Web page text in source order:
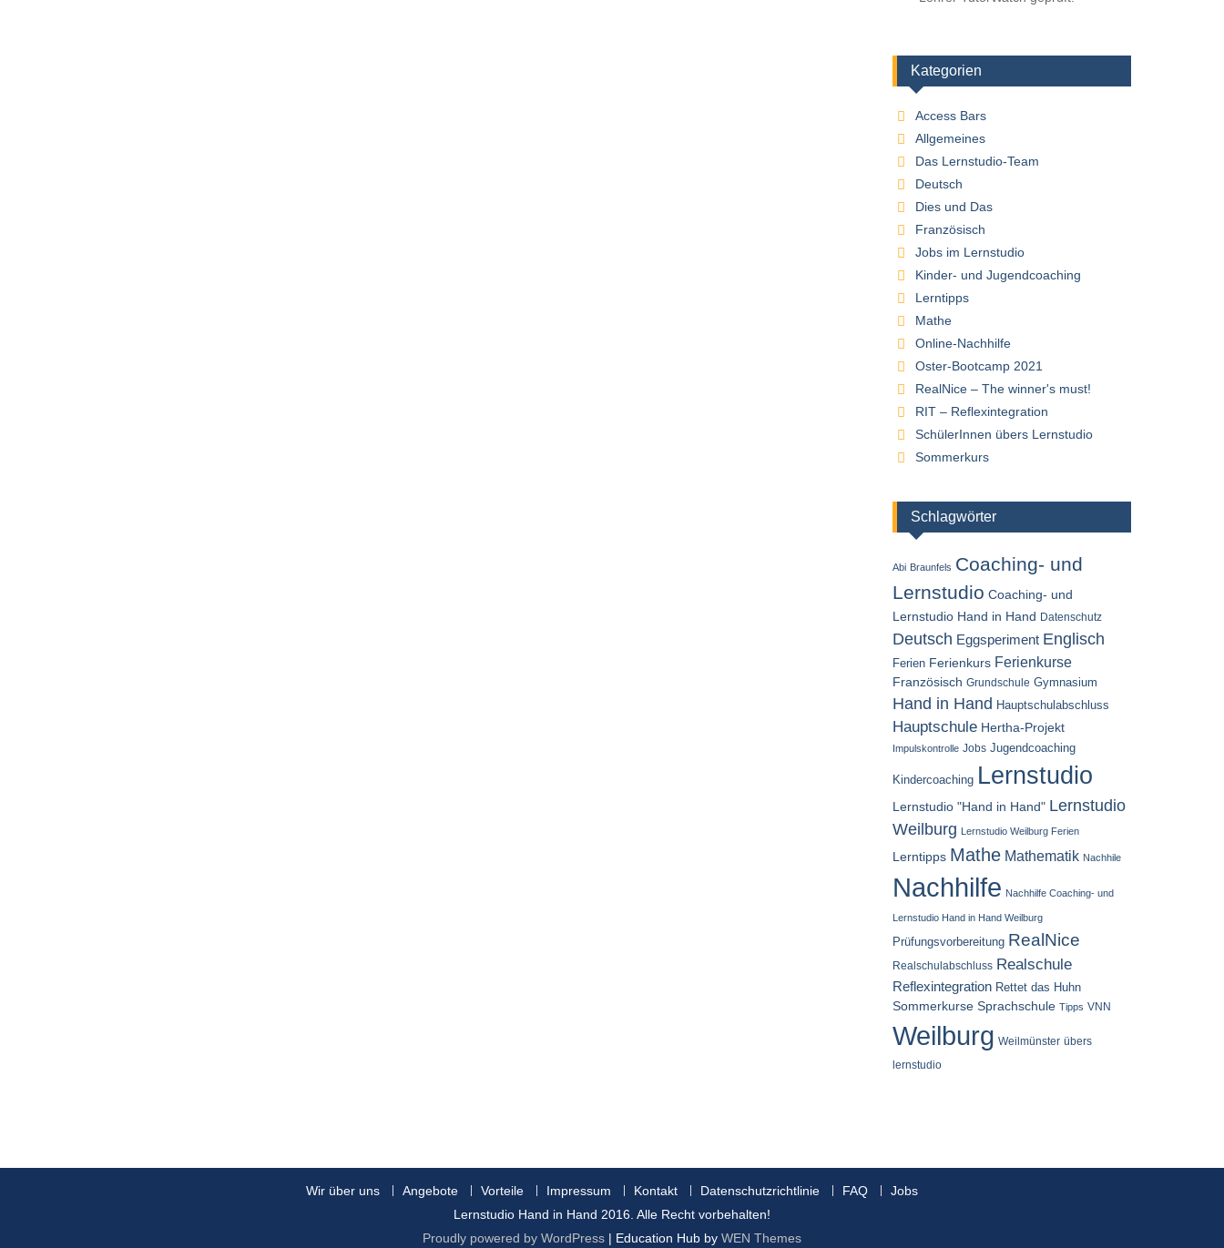
Kategorien
Access Bars
Allgemeines
Das Lernstudio-Team
Deutsch
Dies und Das
Französisch
Jobs im Lernstudio
Kinder- und Jugendcoaching
Lerntipps
Mathe
Online-Nachhilfe
Oster-Bootcamp 2021
RealNice – The winner's must!
RIT – Reflexintegration
SchülerInnen übers Lernstudio
Sommerkurs
Schlagwörter
Abi Braunfels Coaching- und
Lernstudio Coaching- und
Lernstudio Hand in Hand Datenschutz
Deutsch Eggsperiment Englisch
Ferien Ferienkurs Ferienkurse
Französisch Grundschule Gymnasium
Hand in Hand Hauptschulabschluss
Hauptschule Hertha-Projekt
Impulskontrolle Jobs Jugendcoaching
Kindercoaching Lernstudio
Lernstudio "Hand in Hand" Lernstudio
Weilburg Lernstudio Weilburg Ferien
Lerntipps Mathe Mathematik Nachhile
Nachhilfe Nachhilfe Coaching- und
Lernstudio Hand in Hand Weilburg
Prüfungsvorbereitung RealNice
Realschulabschluss Realschule
Reflexintegration Rettet das Huhn
Sommerkurse Sprachschule Tipps VNN
Weilburg Weilmünster übers
lernstudio
Wir über uns Angebote Vorteile Impressum Kontakt Datenschutzrichtlinie FAQ
Jobs
Lernstudio Hand in Hand 2016. Alle Recht vorbehalten!
Proudly powered by WordPress | Education Hub by WEN Themes